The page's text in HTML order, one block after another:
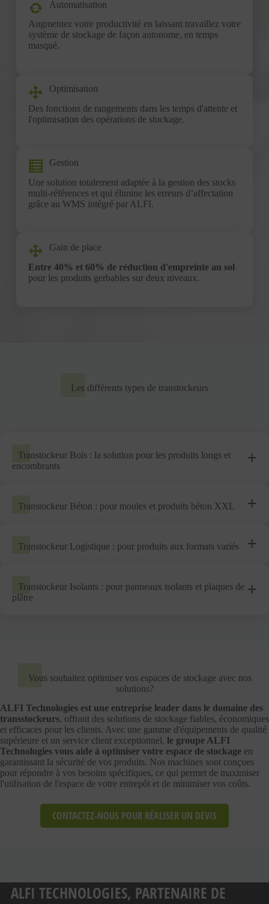
Automatisation
Augmentez votre productivité en laissant travaillez votre
système de stockage de façon autonome, en temps
masqué.
Optimisation
Des fonctions de rangements dans les temps d'attente et
l'optimisation des opérations de stockage.
Gestion
Une solution totalement adaptée à la gestion des stocks
multi-références et qui élimine les erreurs d’affectation
grâce au WMS intégré par ALFI.
Gain de place
Entre 40% et 60% de réduction d'empreinte au sol
pour les produits gerbables sur deux niveaux.
Les différents types de transtockeurs
Transtockeur Bois : la solution pour les produits longs et
encombrants
Transtockeur Béton : pour moules et produits béton XXL
Transtockeur Logistique : pour produits aux formats variés
Transtockeur Isolants : pour panneaux isolants et plaques de
plâtre
Vous souhaitez optimiser vos espaces de stockage avec nos
solutions?
ALFI Technologies est une entreprise leader dans le domaine des
transstockeurs, offrant des solutions de stockage fiables, économiques
et efficaces pour les clients. Avec une gamme d'équipements de qualité
supérieure et un service client exceptionnel, le groupe ALFI
Technologies vous aide à optimiser votre espace de stockage en
garantissant la sécurité de vos produits. Nos machines sont conçues
pour répondre à vos besoins spécifiques, ce qui permet de maximiser
l'utilisation de l'espace de votre entrepôt et de minimiser vos coûts.
CONTACTEZ-NOUS POUR RÉALISER UN DEVIS
ALFI TECHNOLOGIES, PARTENAIRE DE